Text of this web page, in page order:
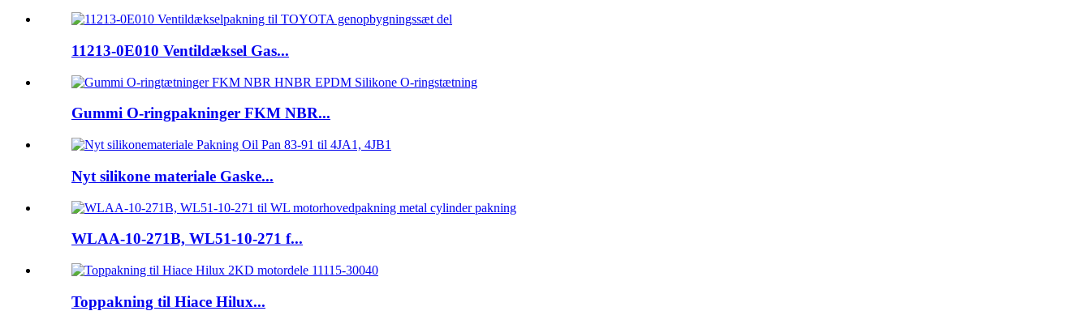
11213-0E010 Ventildæksel Gas...
Gummi O-ringpakninger FKM NBR...
Nyt silikone materiale Gaske...
WLAA-10-271B, WL51-10-271 f...
Toppakning til Hiace Hilux...